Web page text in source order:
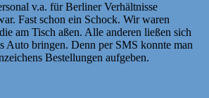
v.a. für Berliner Verhältnisse
Fast schon ein Schock. Wir waren
am Tisch aßen. Alle anderen ließen sich
Auto bringen. Denn per SMS konnte man
Bestellungen aufgeben.